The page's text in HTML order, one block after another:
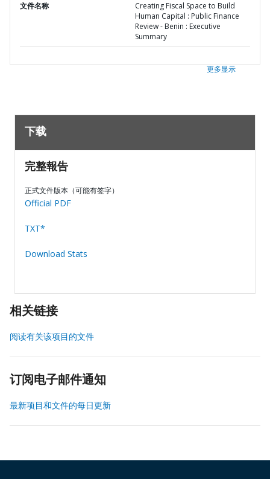
文件名称
Creating Fiscal Space to Build
Human Capital : Public Finance
Review - Benin : Executive
Summary
更多显示
下载
完整報告
正式文件版本（可能有签字）
Official PDF
TXT*
Download Stats
相关链接
阅读有关该项目的文件
订阅电子邮件通知
最新项目和文件的每日更新